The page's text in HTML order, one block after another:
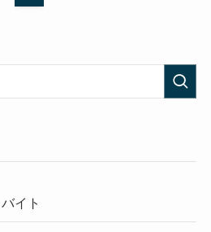
イト